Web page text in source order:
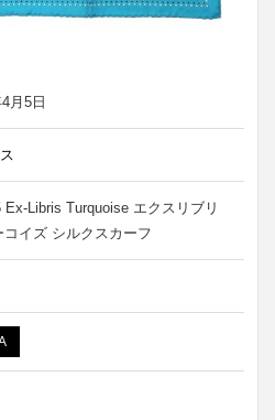
月5日
Ex-Libris Turquoise エクスリブリ
コイズ シルクスカーフ